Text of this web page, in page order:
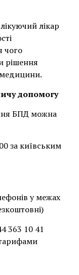
лікар
чого
рішення
допомогу
БПД можна
за київським
у межах
363 10 41